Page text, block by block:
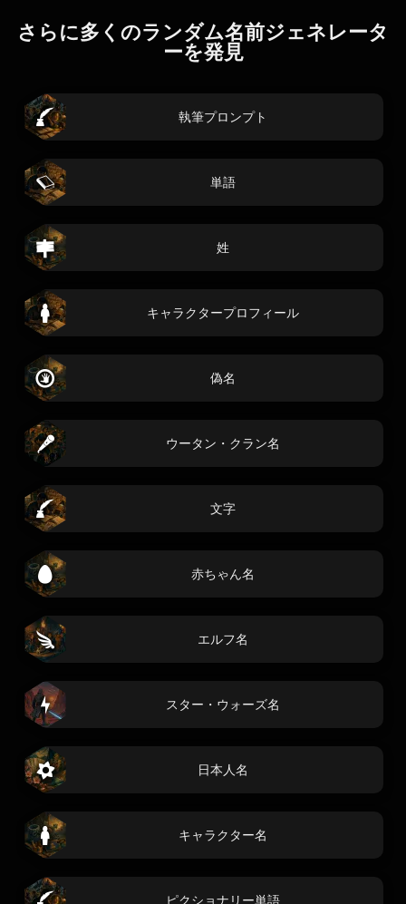
さらに多くのランダム名前ジェネレータ
ーを発見
執筆プロンプト
単語
姓
キャラクタープロフィール
偽名
ウータン・クラン名
文字
赤ちゃん名
エルフ名
スター・ウォーズ名
日本人名
キャラクター名
ピクショナリー単語